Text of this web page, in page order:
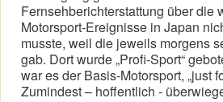
Fernsehberichterstattung über die
Motorsport-Ereignisse in Japan
musste, weil die jeweils morgens
gab. Dort wurde „Profi-Sport“
war es der Basis-Motorsport, „just
Zumindest – hoffentlich -